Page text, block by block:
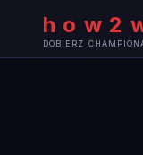
DOBIERZ